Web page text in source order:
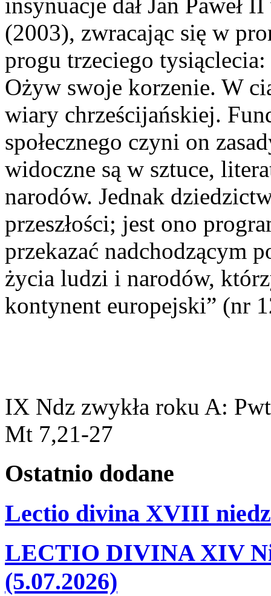
insynuacje dał Jan Paweł
(2003), zwracając się w
progu trzeciego
Ożyw swoje korzenie. W
wiary chrześcijańskiej.
społecznego czyni on
widoczne są w sztuce,
narodów. Jednak
przeszłości; jest ono
przekazać nadchodzącym
życia ludzi i narodów,
kontynent europejski” (nr
IX Ndz zwykła roku A:
Mt 7,21-27
Ostatnio dodane
Lectio divina XVIII
LECTIO DIVINA XIV
(5.07.2026)